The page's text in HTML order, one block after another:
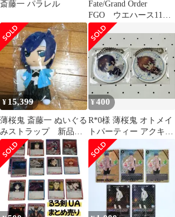
斎藤一 パラレル
Fate/Grand Order
FGO ウエハース11
コンプセット
¥ 15,399
薄桜鬼 斎藤一 ぬいぐる
みストラップ 新品未
開封
¥400
R*0様 薄桜鬼 オトメイ
トパーティー アクキー
沖田総司 斎藤一